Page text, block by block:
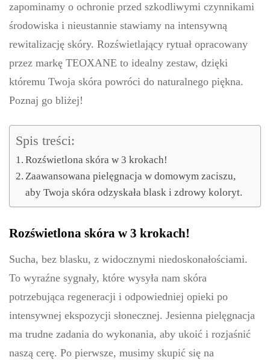
zapominamy o ochronie przed szkodliwymi czynnikami
środowiska i nieustannie stawiamy na intensywną
rewitalizację skóry. Rozświetlający rytuał opracowany
przez markę TEOXANE to idealny zestaw, dzięki
któremu Twoja skóra powróci do naturalnego piękna.
Poznaj go bliżej!
Spis treści:
Rozświetlona skóra w 3 krokach!
Zaawansowana pielęgnacja w domowym zaciszu,
aby Twoja skóra odzyskała blask i zdrowy koloryt.
Rozświetlona skóra w 3 krokach!
Sucha, bez blasku, z widocznymi niedoskonałościami.
To wyraźne sygnały, które wysyła nam skóra
potrzebująca regeneracji i odpowiedniej opieki po
intensywnej ekspozycji słonecznej. Jesienna pielęgnacja
ma trudne zadania do wykonania, aby ukoić i rozjaśnić
naszą cerę. Po pierwsze, musimy skupić się na